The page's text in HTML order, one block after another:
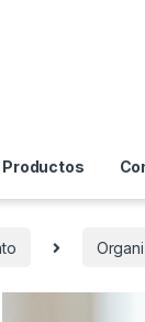
Productos